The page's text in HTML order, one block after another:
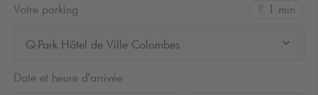
Votre parking
1 min
Q-Park Hôtel de Ville Colombes
Date et heure d'arrivée